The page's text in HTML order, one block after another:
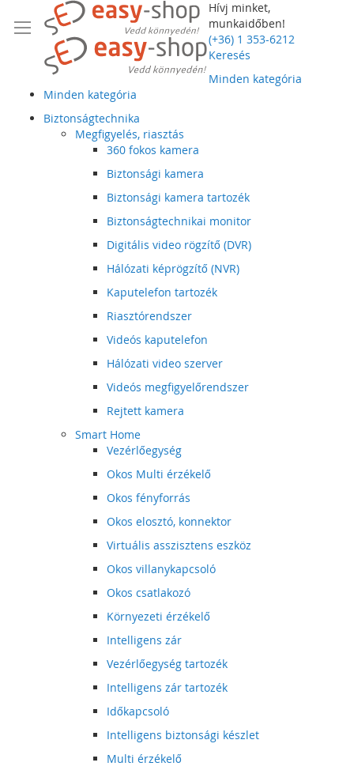
Hívj minket,
munkaidőben!
(+36) 1 353-6212
Keresés
Minden kategória
Minden kategória
Biztonságtechnika
Megfigyelés, riasztás
360 fokos kamera
Biztonsági kamera
Biztonsági kamera tartozék
Biztonságtechnikai monitor
Digitális video rögzítő (DVR)
Hálózati képrögzítő (NVR)
Kaputelefon tartozék
Riasztórendszer
Videós kaputelefon
Hálózati video szerver
Videós megfigyelőrendszer
Rejtett kamera
Smart Home
Vezérlőegység
Okos Multi érzékelő
Okos fényforrás
Okos elosztó, konnektor
Virtuális asszisztens eszköz
Okos villanykapcsoló
Okos csatlakozó
Környezeti érzékelő
Intelligens zár
Vezérlőegység tartozék
Intelligens zár tartozék
Időkapcsoló
Intelligens biztonsági készlet
Multi érzékelő